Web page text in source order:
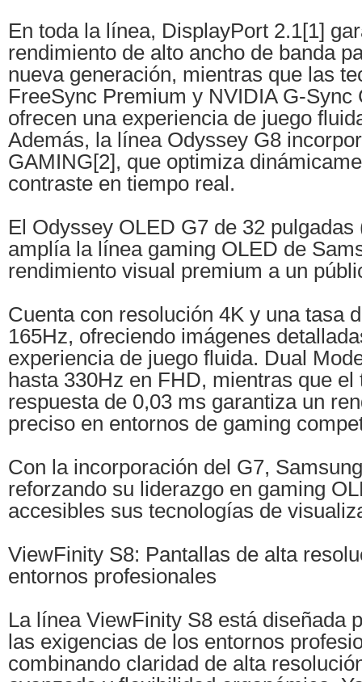
En toda la línea, DisplayPort 2.1[1]
rendimiento de alto ancho de banda
nueva generación, mientras que las
FreeSync Premium y NVIDIA G-Sync
ofrecen una experiencia de juego
Además, la línea Odyssey G8
GAMING[2], que optimiza
contraste en tiempo real.
El Odyssey OLED G7 de 32
amplía la línea gaming OLED de
rendimiento visual premium a un
Cuenta con resolución 4K y una tasa
165Hz, ofreciendo imágenes
experiencia de juego fluida. Dual
hasta 330Hz en FHD, mientras que el
respuesta de 0,03 ms garantiza un
preciso en entornos de gaming
Con la incorporación del G7,
reforzando su liderazgo en gaming
accesibles sus tecnologías de
ViewFinity S8: Pantallas de alta
entornos profesionales
La línea ViewFinity S8 está diseñada
las exigencias de los entornos
combinando claridad de alta